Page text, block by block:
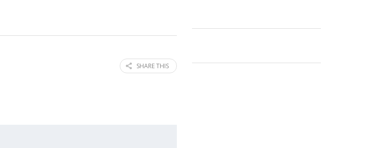
SHARE THIS